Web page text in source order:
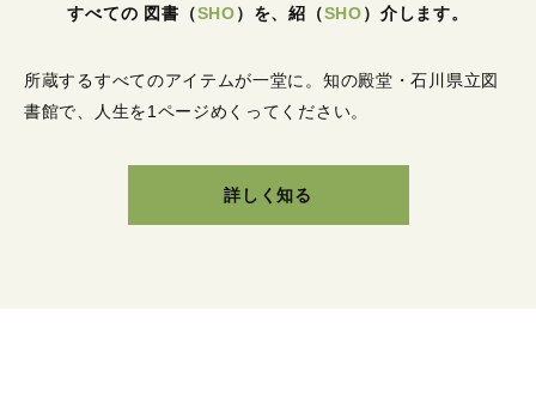
すべての 図書 （SHO） を、紹 （SHO） 介します。
所蔵するすべてのアイテムが一堂に。 知の殿堂・石川県立図
書館で、人生を1ページめくってください。
詳しく知る